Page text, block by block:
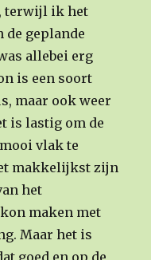
terwijl ik het
de geplande
allebei erg
is een soort
maar ook weer
is lastig om de
vlak te
makkelijkst zijn
het
maken met
Maar het is